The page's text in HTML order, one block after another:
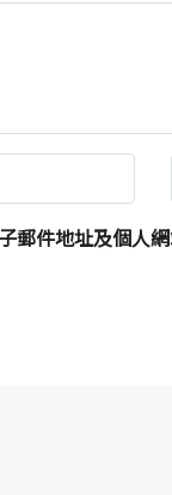
郵件地址及個人